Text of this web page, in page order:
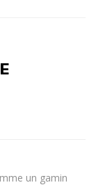
un gamin